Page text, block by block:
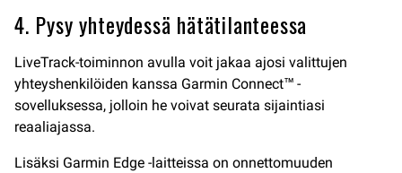
4. Pysy yhteydessä hätätilanteessa
LiveTrack-toiminnon avulla voit jakaa ajosi valittujen
yhteyshenkilöiden kanssa Garmin Connect™ -
sovelluksessa, jolloin he voivat seurata sijaintiasi
reaaliajassa.
Lisäksi Garmin Edge -laitteissa on onnettomuuden